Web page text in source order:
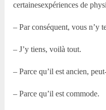
certainesexpériences de
– Par conséquent, vous n’y
– J’y tiens, voilà tout.
– Parce qu’il est ancien,
– Parce qu’il est commode.